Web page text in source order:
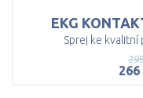
EKG
Sprej ke kvalitní
266